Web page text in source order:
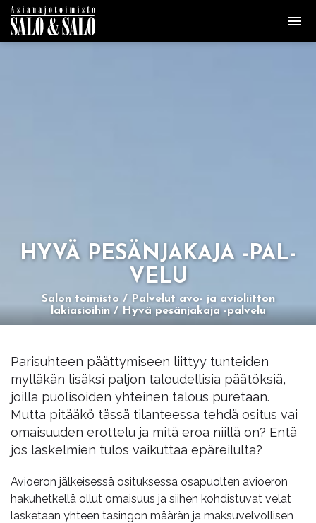
HYVÄ PE­SÄN­JA­KA­JA -PAL­
VE­LU
Salon toimisto
Palvelut avo- ja avioliitton
lakiasioihin
Hyvä pesänjakaja -palvelu
Parisuhteen päättymiseen liittyy tunteiden
mylläkän lisäksi paljon taloudellisia päätöksiä,
joilla puolisoiden yhteinen talous puretaan.
Mutta pitääkö tässä tilanteessa tehdä ositus vai
omaisuuden erottelu ja mitä eroa niillä on? Entä
jos laskelmien tulos vaikuttaa epäreilulta?
Avioeron jälkeisessä osituksessa osapuolten avioeron
hakuhetkellä ollut omaisuus ja siihen kohdistuvat velat
lasketaan yhteen tasingon määrän ja maksuvelvollisen